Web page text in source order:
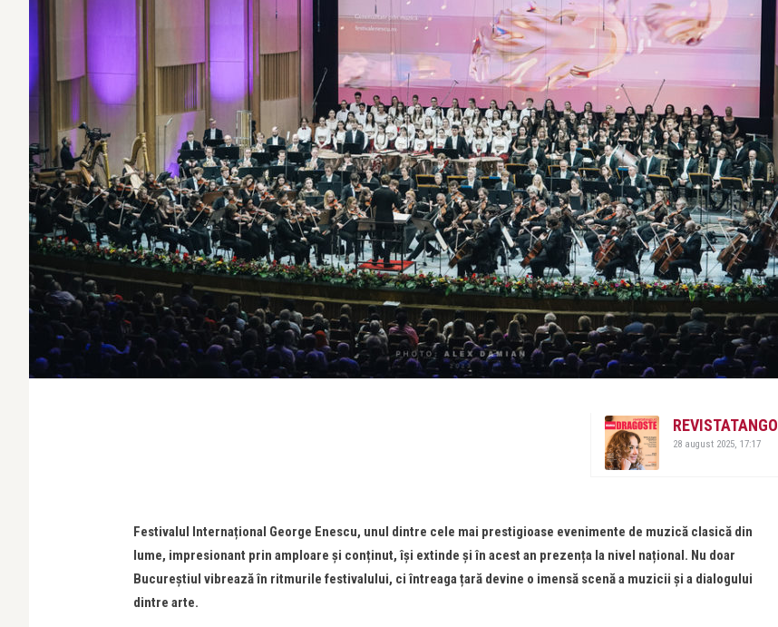
REVISTATANGO
28 august 2025, 17:17
Festivalul Internațional George Enescu, unul dintre cele mai prestigioase evenimente de muzică clasică din
lume, impresionant prin amploare și conținut, își extinde și în acest an prezența la nivel național. Nu doar
Bucureștiul vibrează în ritmurile festivalului, ci întreaga țară devine o imensă scenă a muzicii și a dialogului
dintre arte.